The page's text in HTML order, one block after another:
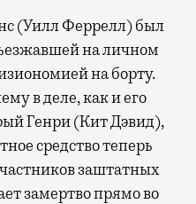
на личном
на борту.
в деле, как и его
Генри (Кит Дэвид),
средство теперь
заштатных
замертво прямо во